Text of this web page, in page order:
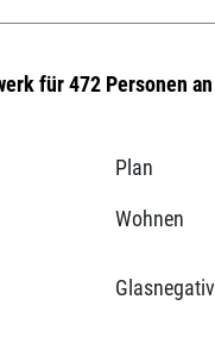
für 472 Personen
Plan
Wohnen
Glasnegativ